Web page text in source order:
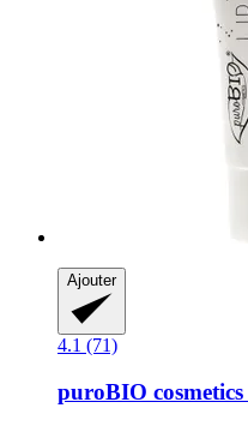
Ajouter
4.1 (71)
puroBIO cosmetics